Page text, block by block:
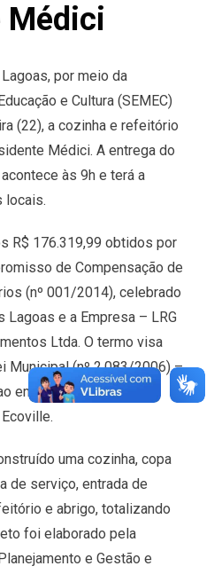
Médici
por meio da
e Cultura (SEMEC)
(22), a cozinha e refeitório
Médici. A entrega do
às 9h e terá a
locais.
R$ 176.319,99 obtidos por
de Compensação de
(nº 001/2014), celebrado
Lagoas e a Empresa – LRG
Ltda. O termo visa
Municipal (nº 2.083/2006) –
empreendimento
uma cozinha, copa
de serviço, entrada de
e abrigo, totalizando
foi elaborado pela
e Gestão e